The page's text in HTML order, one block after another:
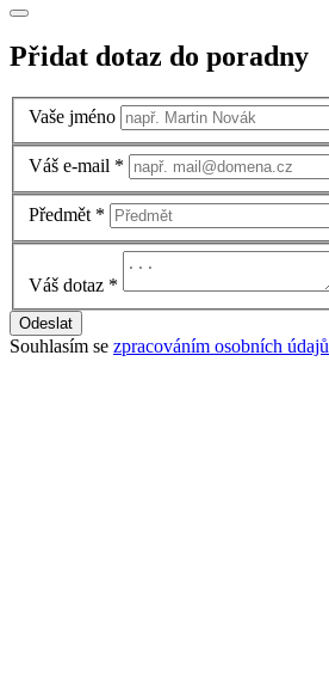
Přidat dotaz do poradny
Vaše jméno
Váš e-mail *
Předmět *
Váš dotaz *
Odeslat
Souhlasím se zpracováním osobních údajů